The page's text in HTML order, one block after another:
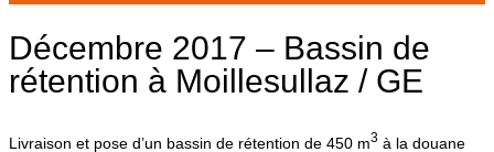
Décembre 2017 – Bassin de
rétention à Moillesullaz / GE
Livraison et pose d’un bassin de rétention de 450 m3 à la douane